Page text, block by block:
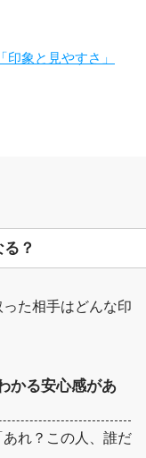
象と見やすさ」
？
た相手はどんな印
かる安心感があ
れ？この人、誰だ